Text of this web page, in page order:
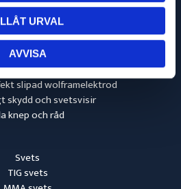
URVAL
AVVISA
Svets
TIG svets
Elsvets
gjutjärn
aluminium
Flushcut
slipad wolframelektrod
skydd och svetsvisir
knep och råd